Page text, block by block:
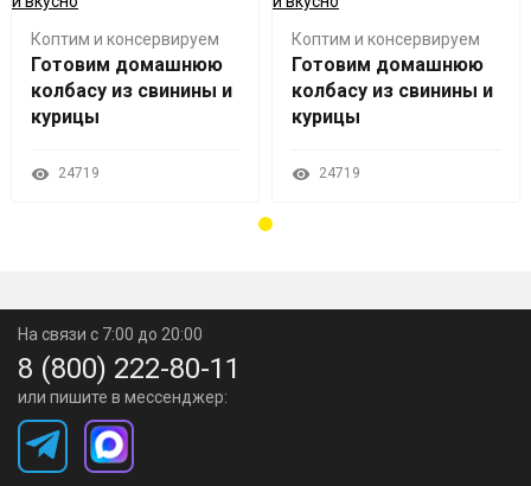
Коптим и консервируем
Готовим домашнюю
колбасу из свинины и
курицы
24719
Коптим и консервируем
Готовим домашнюю
колбасу из свинины и
курицы
24719
На связи с 7:00 до 20:00
8 (800) 222-80-11
или пишите в мессенджер: